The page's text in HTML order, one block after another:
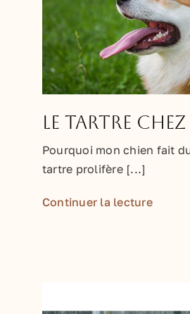
Le tartre
Pourquoi mon chien fait
tartre prolifère [...]
Continuer la lecture